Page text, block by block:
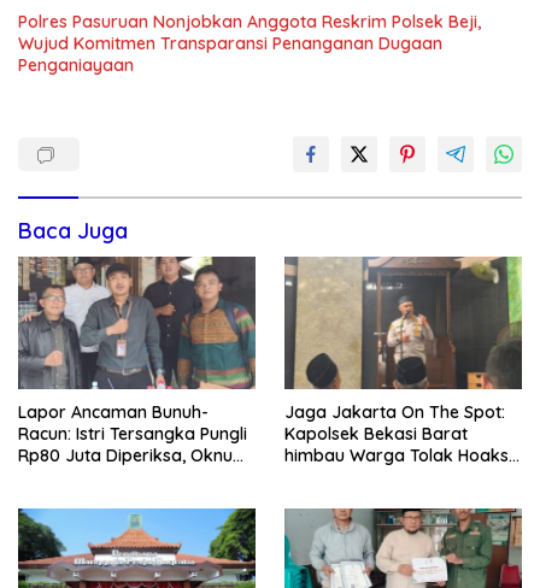
Polres Pasuruan Nonjobkan Anggota Reskrim Polsek Beji,
Wujud Komitmen Transparansi Penanganan Dugaan
Penganiayaan
Baca Juga
Lapor Ancaman Bunuh-
Racun: Istri Tersangka Pungli
Rp80 Juta Diperiksa, Oknum
Jaga Jakarta On The Spot:
Kapolsek Bekasi Barat
himbau Warga Tolak Hoaks